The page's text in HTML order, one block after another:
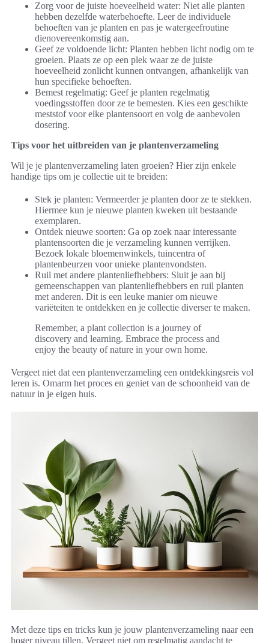
Zorg voor de juiste hoeveelheid water: Niet alle planten
hebben dezelfde waterbehoefte. Leer de individuele
behoeften van je planten en pas je watergeefroutine
dienovereenkomstig aan.
Geef ze voldoende licht: Planten hebben licht nodig om te
groeien. Plaats ze op een plek waar ze de juiste
hoeveelheid zonlicht kunnen ontvangen, afhankelijk van
hun specifieke behoeften.
Bemest regelmatig: Geef je planten regelmatig
voedingsstoffen door ze te bemesten. Kies een geschikte
meststof voor elke plantensoort en volg de aanbevolen
dosering.
Tips voor het uitbreiden van je plantenverzameling
Wil je je plantenverzameling laten groeien? Hier zijn enkele
handige tips om je collectie uit te breiden:
Stek je planten: Vermeerder je planten door ze te stekken.
Hiermee kun je nieuwe planten kweken uit bestaande
exemplaren.
Ontdek nieuwe soorten: Ga op zoek naar interessante
plantensoorten die je verzameling kunnen verrijken.
Bezoek lokale bloemenwinkels, tuincentra of
plantenbeurzen voor unieke plantenvondsten.
Ruil met andere plantenliefhebbers: Sluit je aan bij
gemeenschappen van plantenliefhebbers en ruil planten
met anderen. Dit is een leuke manier om nieuwe
variëteiten te ontdekken en je collectie diverser te maken.
Remember, a plant collection is a journey of
discovery and learning. Embrace the process and
enjoy the beauty of nature in your own home.
Vergeet niet dat een plantenverzameling een ontdekkingsreis vol
leren is. Omarm het proces en geniet van de schoonheid van de
natuur in je eigen huis.
Met deze tips en tricks kun je jouw plantenverzameling naar een
hoger niveau tillen. Vergeet niet om regelmatig aandacht te